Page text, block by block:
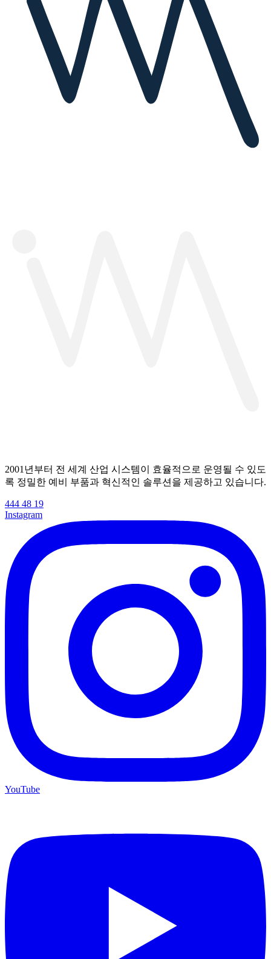
2001년부터 전 세계 산업 시스템이 효율적으로 운영될 수 있도
록 정밀한 예비 부품과 혁신적인 솔루션을 제공하고 있습니다.
444 48 19
Instagram
YouTube